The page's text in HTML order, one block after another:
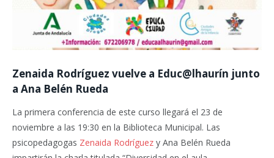
Zenaida Rodríguez vuelve a Educ@lhaurín junto
a Ana Belén Rueda
La primera conferencia de este curso llegará el 23 de
noviembre a las 19:30 en la Biblioteca Municipal. Las
psicopedagogas Zenaida Rodríguez y Ana Belén Rueda